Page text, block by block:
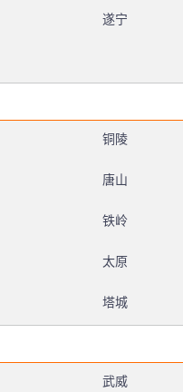
遂宁
铜陵
唐山
铁岭
太原
塔城
武威